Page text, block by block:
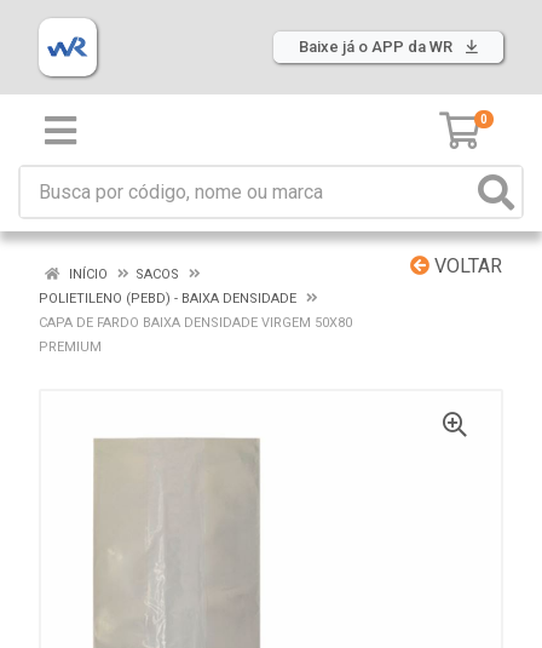
Baixe já o APP da WR
0
VOLTAR
INÍCIO
SACOS
POLIETILENO (PEBD) - BAIXA DENSIDADE
CAPA DE FARDO BAIXA DENSIDADE VIRGEM 50X80
PREMIUM